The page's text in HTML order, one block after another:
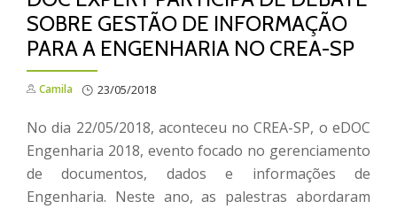
SOBRE GESTÃO DE INFORMAÇÃO
PARA A ENGENHARIA NO CREA-SP
Camila 23/05/2018
No dia 22/05/2018, aconteceu no CREA-SP, o eDOC
Engenharia 2018, evento focado no gerenciamento
de documentos, dados e informações de
Engenharia. Neste ano, as palestras abordaram